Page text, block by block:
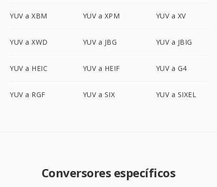
YUV a XBM YUV a XPM YUV a XV
YUV a XWD YUV a JBG YUV a JBIG
YUV a HEIC YUV a HEIF YUV a G4
YUV a RGF YUV a SIX YUV a SIXEL
Conversores específicos